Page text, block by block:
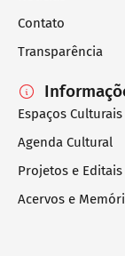
Contato
Transparência
Espaços Culturais
Agenda Cultural
Projetos e Editais
Acervos e